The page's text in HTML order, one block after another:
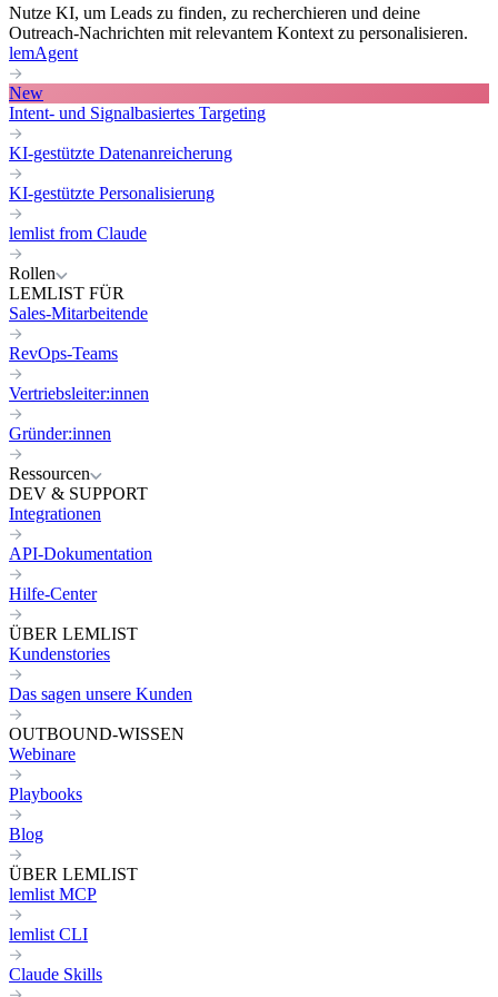
Nutze KI, um Leads zu finden, zu recherchieren und deine
Outreach-Nachrichten mit relevantem Kontext zu personalisieren.
lemAgent
New
Intent- und Signalbasiertes Targeting
KI-gestützte Datenanreicherung
KI-gestützte Personalisierung
lemlist from Claude
Rollen
LEMLIST FÜR
Sales-Mitarbeitende
RevOps-Teams
Vertriebsleiter:innen
Gründer:innen
Ressourcen
DEV & SUPPORT
Integrationen
API-Dokumentation
Hilfe-Center
ÜBER LEMLIST
Kundenstories
Das sagen unsere Kunden
OUTBOUND-WISSEN
Webinare
Playbooks
Blog
ÜBER LEMLIST
lemlist MCP
lemlist CLI
Claude Skills